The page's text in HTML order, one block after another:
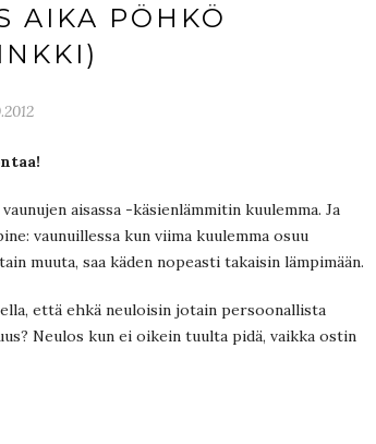
AIKA PÖHKÖ
aisassa -käsienlämmitin kuulemma. Ja
vaunuillessa kun viima kuulemma osuu
muuta, saa käden nopeasti takaisin lämpimään.
että ehkä neuloisin jotain persoonallista
Neulos kun ei oikein tuulta pidä, vaikka ostin